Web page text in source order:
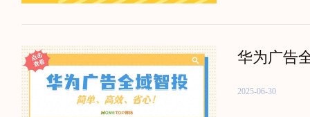
华为广告
2025-06-30